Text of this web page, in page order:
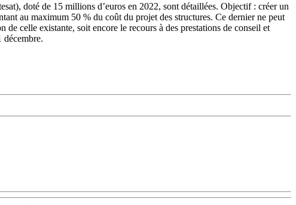
doté de 15 millions d’euros en 2022, sont détaillées. Objectif : créer un
au maximum 50 % du coût du projet des structures. Ce dernier ne peut
celle existante, soit encore le recours à des prestations de conseil et
décembre.